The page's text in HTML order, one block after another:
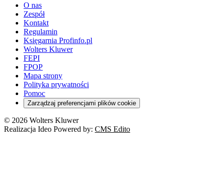
O nas
Zespół
Kontakt
Regulamin
Księgarnia Profinfo.pl
Wolters Kluwer
FEPI
FPOP
Mapa strony
Polityka prywatności
Pomoc
Zarządzaj preferencjami plików cookie
© 2026 Wolters Kluwer
Realizacja Ideo Powered by: CMS Edito